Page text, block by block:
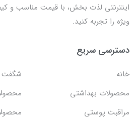
اینترنتی لذت بخش، با قیمت مناسب و
ویژه را تجربه کنید.
دسترسی سریع
خانه
شگفت
محصولات بهداشتي
مراقبت پوستی